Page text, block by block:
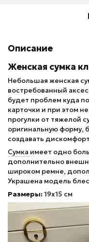
Описание
Женская сумка
Небольшая женская
востребованный
будет проблем куда
карточки и при этом
прогулки от тяжелой
оригинальную форму,
создавать
Сумка имеет одно
дополнительно
широком ремне,
Украшена модель
Размеры:19х15 см